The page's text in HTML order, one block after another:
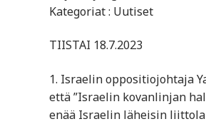
Kategoriat : Uutiset
TIISTAI 18.7.2023
1. Israelin oppositiojohtaja
että ”Israelin kovanlinjan
enää Israelin läheisin